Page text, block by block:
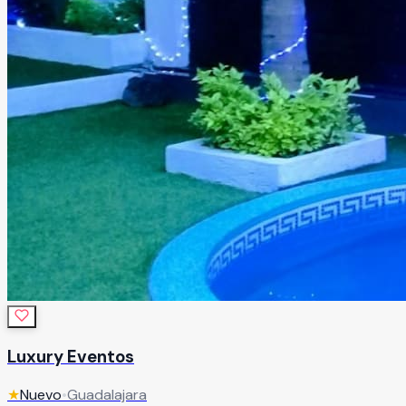
Luxury Eventos
★Nuevo•Guadalajara